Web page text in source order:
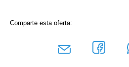
Comparte esta oferta: